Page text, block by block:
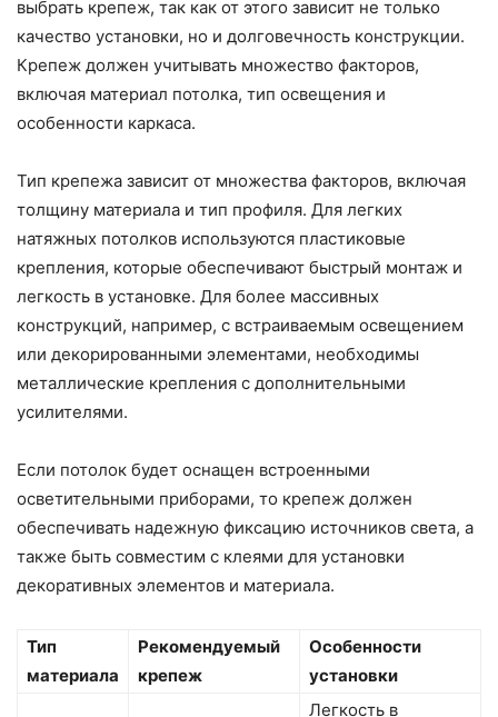
выбрать крепеж, так как от этого зависит не только
качество установки, но и долговечность конструкции.
Крепеж должен учитывать множество факторов,
включая материал потолка, тип освещения и
особенности каркаса.
Тип крепежа зависит от множества факторов, включая
толщину материала и тип профиля. Для легких
натяжных потолков используются пластиковые
крепления, которые обеспечивают быстрый монтаж и
легкость в установке. Для более массивных
конструкций, например, с встраиваемым освещением
или декорированными элементами, необходимы
металлические крепления с дополнительными
усилителями.
Если потолок будет оснащен встроенными
осветительными приборами, то крепеж должен
обеспечивать надежную фиксацию источников света, а
также быть совместим с клеями для установки
декоративных элементов и материала.
Тип
материала
Рекомендуемый
крепеж
Особенности
установки
Легкость в